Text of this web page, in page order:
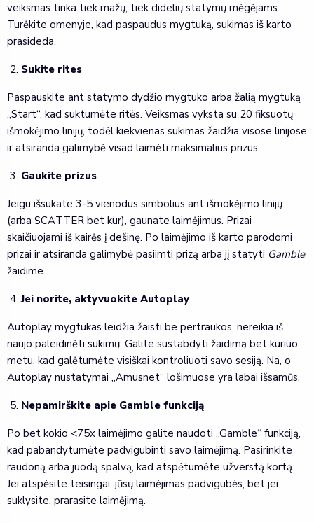
veiksmas tinka tiek mažų, tiek didelių statymų mėgėjams.
Turėkite omenyje, kad paspaudus mygtuką, sukimas iš karto
prasideda.
Sukite rites
Paspauskite ant statymo dydžio mygtuko arba žalią mygtuką
„Start“, kad suktumėte ritės. Veiksmas vyksta su 20 fiksuotų
išmokėjimo linijų, todėl kiekvienas sukimas žaidžia visose linijose
ir atsiranda galimybė visad laimėti maksimalius prizus.
Gaukite prizus
Jeigu išsukate 3-5 vienodus simbolius ant išmokėjimo linijų
(arba SCATTER bet kur), gaunate laimėjimus. Prizai
skaičiuojami iš kairės į dešinę. Po laimėjimo iš karto parodomi
prizai ir atsiranda galimybė pasiimti prizą arba jį statyti Gamble
žaidime.
Jei norite, aktyvuokite Autoplay
Autoplay mygtukas leidžia žaisti be pertraukos, nereikia iš
naujo paleidinėti sukimų. Galite sustabdyti žaidimą bet kuriuo
metu, kad galėtumėte visiškai kontroliuoti savo sesiją. Na, o
Autoplay nustatymai „Amusnet“ lošimuose yra labai išsamūs.
Nepamirškite apie Gamble funkciją
Po bet kokio <75x laimėjimo galite naudoti „Gamble“ funkciją,
kad pabandytumėte padvigubinti savo laimėjimą. Pasirinkite
raudoną arba juodą spalvą, kad atspėtumėte užverstą kortą.
Jei atspėsite teisingai, jūsų laimėjimas padvigubės, bet jei
suklysite, prarasite laimėjimą.